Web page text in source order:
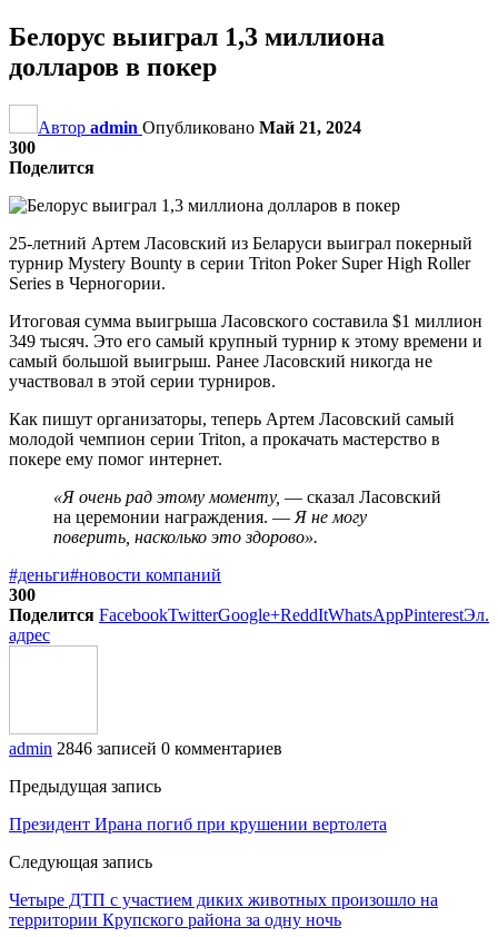
Белорус выиграл 1,3 миллиона
долларов в покер
Автор admin Опубликовано Май 21, 2024
300
Поделится
25-летний Артем Ласовский из Беларуси выиграл покерный
турнир Mystery Bounty в серии Triton Poker Super High Roller
Series в Черногории.
Итоговая сумма выигрыша Ласовского составила $1 миллион
349 тысяч. Это его самый крупный турнир к этому времени и
самый большой выигрыш. Ранее Ласовский никогда не
участвовал в этой серии турниров.
Как пишут организаторы, теперь Артем Ласовский самый
молодой чемпион серии Triton, а прокачать мастерство в
покере ему помог интернет.
«Я очень рад этому моменту, — сказал Ласовский
на церемонии награждения. — Я не могу
поверить, насколько это здорово».
#деньги#новости компаний
300
Поделится FacebookTwitterGoogle+ReddItWhatsAppPinterestЭл.
адрес
admin 2846 записей 0 комментариев
Предыдущая запись
Президент Ирана погиб при крушении вертолета
Следующая запись
Четыре ДТП с участием диких животных произошло на
территории Крупского района за одну ночь